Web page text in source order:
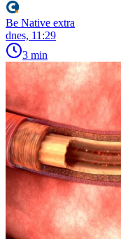
Be Native extra
dnes, 11:29
3 min